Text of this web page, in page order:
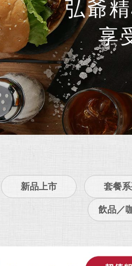
弘爺
享
新品上市 套餐系
飲品／